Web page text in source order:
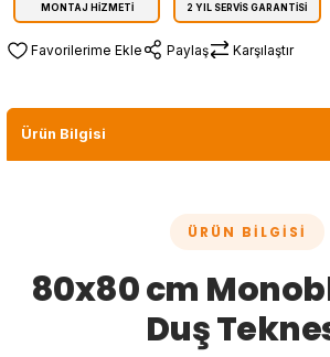
MONTAJ HİZMETİ 2 YIL SERVİS GARANTİSİ
Paylaş Karşılaştır
Ürün Bilgisi
ÜRÜN BILGISI
80x80 cm
Duş